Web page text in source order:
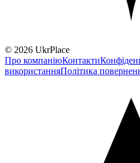
© 2026 UkrPlace
Про компаніюКонтакти
використанняПолітика